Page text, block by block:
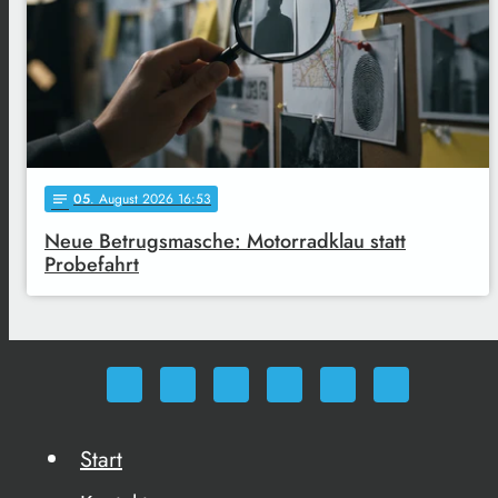
notes 05. August 2026 16:53
Neue Betrugsmasche: Motorradklau statt
Probefahrt
Start